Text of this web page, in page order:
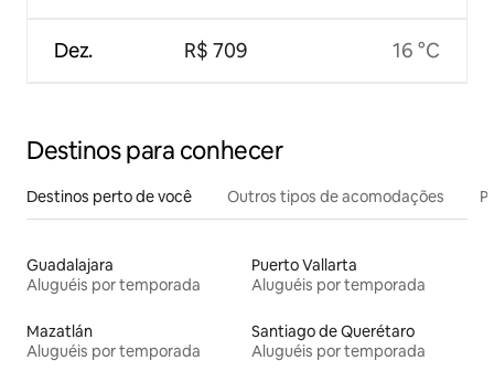
Dez. R$ 709 16 °C
Destinos para conhecer
Destinos perto de você Outros tipos de acomodações
Guadalajara
Aluguéis por temporada
Puerto Vallarta
Aluguéis por temporada
Mazatlán
Aluguéis por temporada
Santiago de Querétaro
Aluguéis por temporada